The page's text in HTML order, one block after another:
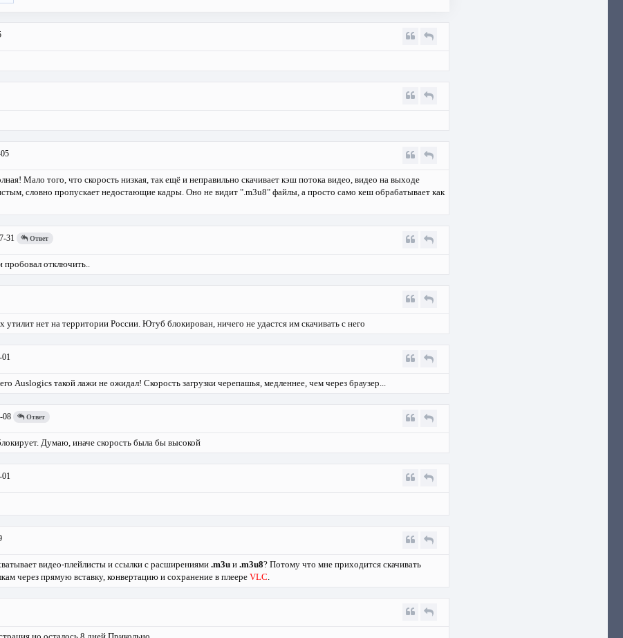
Мало того, что скорость низкая, так ещё и неправильно скачивает кэш потока видео, видео на выходе
словно пропускает недостающие кадры. Оно не видит ".m3u8" файлы, а просто само кеш обрабатывает как
31 Ответ
пробовал отключить..
нет на территории России. Ютуб блокирован, ничего не удастся им скачивать с него
Auslogics такой лажи не ожидал! Скорость загрузки черепашья, медленнее, чем через браузер...
08 Ответ
Думаю, иначе скорость была бы высокой
видео-плейлисты и ссылки с расширениями .m3uи .m3u8? Потому что мне приходится скачивать
через прямую вставку, конвертацию и сохранение в плеере VLC